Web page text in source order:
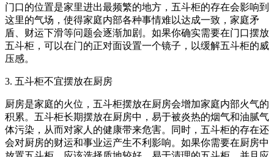
门口的位置是家里进出最频繁的地方，五斗柜的存在会影响到
这里的气场，使得家庭内部各种事情难以达成一致，家庭矛
盾、财运下滑等问题会逐渐加剧。如果你确实需要在门口摆放
五斗柜，可以在门的正对面设置一个镜子，以缓解五斗柜的威
压感。
3. 五斗柜不宜摆放在厨房
厨房是家庭的火位，五斗柜摆放在厨房会增加家庭内部火气的
积累。五斗柜长期摆放在厨房中，易于被炎热的烟气和油腻气
体污染，从而对家人的健康带来危害。同时，五斗柜的存在还
会对厨房的财运和事业运产生不利影响。如果你需要在厨房中